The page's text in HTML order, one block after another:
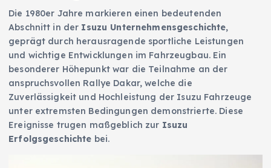
Die 1980er Jahre markieren einen bedeutenden
Abschnitt in der Isuzu Unternehmensgeschichte,
geprägt durch herausragende sportliche Leistungen
und wichtige Entwicklungen im Fahrzeugbau. Ein
besonderer Höhepunkt war die Teilnahme an der
anspruchsvollen Rallye Dakar, welche die
Zuverlässigkeit und Hochleistung der Isuzu Fahrzeuge
unter extremsten Bedingungen demonstrierte. Diese
Ereignisse trugen maßgeblich zur Isuzu
Erfolgsgeschichte bei.